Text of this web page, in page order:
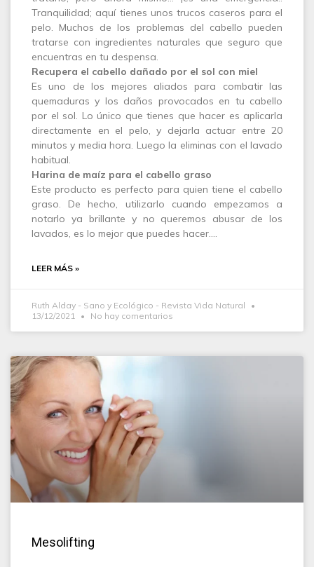
Tranquilidad; aquí tienes unos trucos caseros para el
pelo. Muchos de los problemas del cabello pueden
tratarse con ingredientes naturales que seguro que
encuentras en tu despensa.
Recupera el cabello dañado por el sol con miel
Es uno de los mejores aliados para combatir las
quemaduras y los daños provocados en tu cabello
por el sol. Lo único que tienes que hacer es aplicarla
directamente en el pelo, y dejarla actuar entre 20
minutos y media hora. Luego la eliminas con el lavado
habitual.
Harina de maíz para el cabello graso
Este producto es perfecto para quien tiene el cabello
graso. De hecho, utilizarlo cuando empezamos a
notarlo ya brillante y no queremos abusar de los
lavados, es lo mejor que puedes hacer.…
LEER MÁS »
Ruth Alday - Sano y Ecológico - Revista Vida Natural
13/12/2021
No hay comentarios
Mesolifting